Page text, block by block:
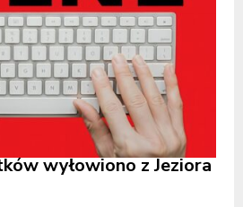
wyłowiono z Jeziora